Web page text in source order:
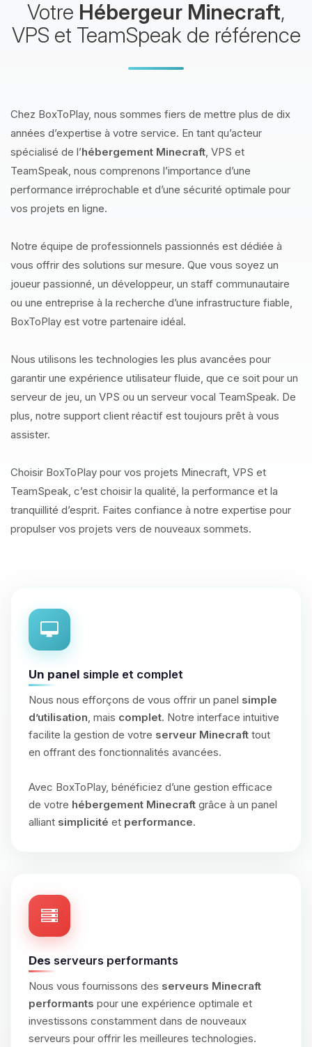
Votre Hébergeur Minecraft,
VPS et TeamSpeak de référence
Chez BoxToPlay, nous sommes fiers de mettre plus de dix
années d’expertise à votre service. En tant qu’acteur
spécialisé de l’hébergement Minecraft, VPS et
TeamSpeak, nous comprenons l’importance d’une
performance irréprochable et d’une sécurité optimale pour
vos projets en ligne.
Notre équipe de professionnels passionnés est dédiée à
vous offrir des solutions sur mesure. Que vous soyez un
joueur passionné, un développeur, un staff communautaire
ou une entreprise à la recherche d’une infrastructure fiable,
BoxToPlay est votre partenaire idéal.
Nous utilisons les technologies les plus avancées pour
garantir une expérience utilisateur fluide, que ce soit pour un
serveur de jeu, un VPS ou un serveur vocal TeamSpeak. De
plus, notre support client réactif est toujours prêt à vous
assister.
Choisir BoxToPlay pour vos projets Minecraft, VPS et
TeamSpeak, c’est choisir la qualité, la performance et la
tranquillité d’esprit. Faites confiance à notre expertise pour
propulser vos projets vers de nouveaux sommets.
Un panel simple et complet
Nous nous efforçons de vous offrir un panel simple
d’utilisation, mais complet. Notre interface intuitive
facilite la gestion de votre serveur Minecraft tout
en offrant des fonctionnalités avancées.
Avec BoxToPlay, bénéficiez d’une gestion efficace
de votre hébergement Minecraft grâce à un panel
alliant simplicité et performance.
Des serveurs performants
Nous vous fournissons des serveurs Minecraft
performants pour une expérience optimale et
investissons constamment dans de nouveaux
serveurs pour offrir les meilleures technologies.